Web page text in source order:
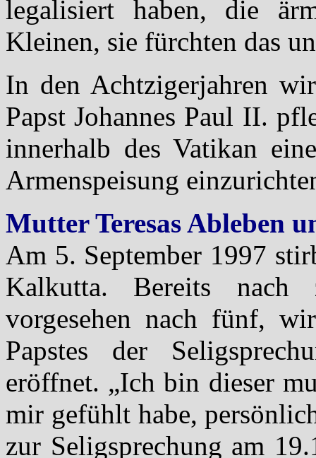
legalisiert haben, die
Kleinen, sie fürchten das
In den Achtzigerjahren
Papst Johannes Paul II.
innerhalb des Vatikan
Armenspeisung
Mutter Teresas Ableben
Am 5. September 1997
Kalkutta. Bereits
vorgesehen nach fünf,
Papstes der
eröffnet. „Ich bin dieser
mir gefühlt habe,
zur Seligsprechung am